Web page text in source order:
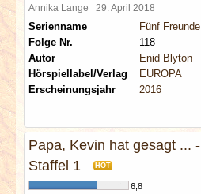
Annika Lange 29. April 2018
Serienname
Fünf Freunde
Folge Nr.
118
Autor
Enid Blyton
Hörspiellabel/Verlag
EUROPA
Erscheinungsjahr
2016
Papa, Kevin hat gesagt ... -
Staffel 1
HOT
6,8